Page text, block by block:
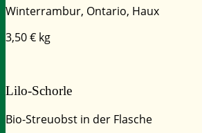
Winterrambur, Ontario, Haux
3,50€ kg
Lilo-Schorle
Bio-Streuobst in der Flasche